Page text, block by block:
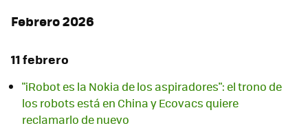
Febrero 2026
11 febrero
"iRobot es la Nokia de los aspiradores": el trono de
los robots está en China y Ecovacs quiere
reclamarlo de nuevo